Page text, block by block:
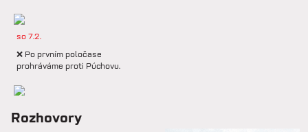
so 7.2.
❌ Po prvním poločase
prohráváme proti Púchovu.
📋 Proti Púchovu nastoupíme v
Rozhovory